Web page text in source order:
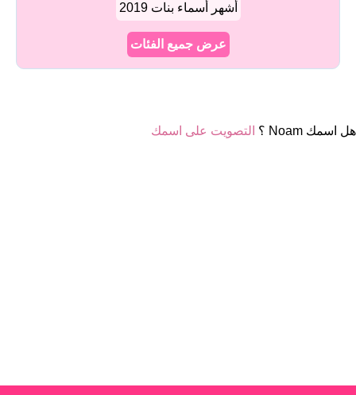
أشهر أسماء بنات 2019
عرض جميع الفئات
هل اسمك Noam ؟ التصويت على اسمك